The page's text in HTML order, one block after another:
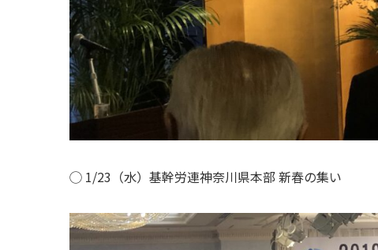
◯ 1/23（水）基幹労連神奈川県本部 新春の集い